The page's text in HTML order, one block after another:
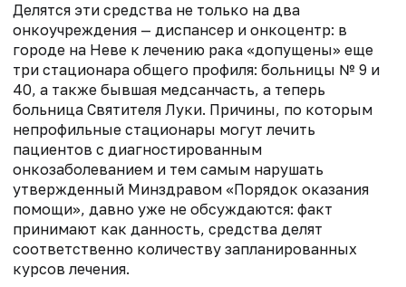
Делятся эти средства не только на два
онкоучреждения — диспансер и онкоцентр: в
городе на Неве к лечению рака «допущены» еще
три стационара общего профиля: больницы № 9 и
40, а также бывшая медсанчасть, а теперь
больница Святителя Луки. Причины, по которым
непрофильные стационары могут лечить
пациентов с диагностированным
онкозаболеванием и тем самым нарушать
утвержденный Минздравом «Порядок оказания
помощи», давно уже не обсуждаются: факт
принимают как данность, средства делят
соответственно количеству запланированных
курсов лечения.